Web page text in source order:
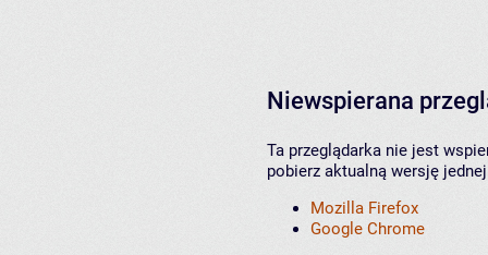
Niewspierana
Ta przeglądarka nie jest
pobierz aktualną wersję
Mozilla Firefox
Google Chrome